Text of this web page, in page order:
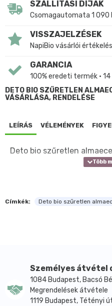
SZÁLLÍTÁSI DÍJAK
Csomagautomata 1
VISSZAJELZÉSEK
NapiBio vásárlói
GARANCIA
100% eredeti termék •
DETO BIO SZŰRETLEN
VÁSÁRLÁSA, RENDELÉSE
LEÍRÁS VÉLEMÉNYEK
Deto bio szűretlen
Címkék: Deto bio szűretlen
Személyes átvétel
1084 Budapest, Bacsó
Megrendelések átvétele
1119 Budapest, Tétényi